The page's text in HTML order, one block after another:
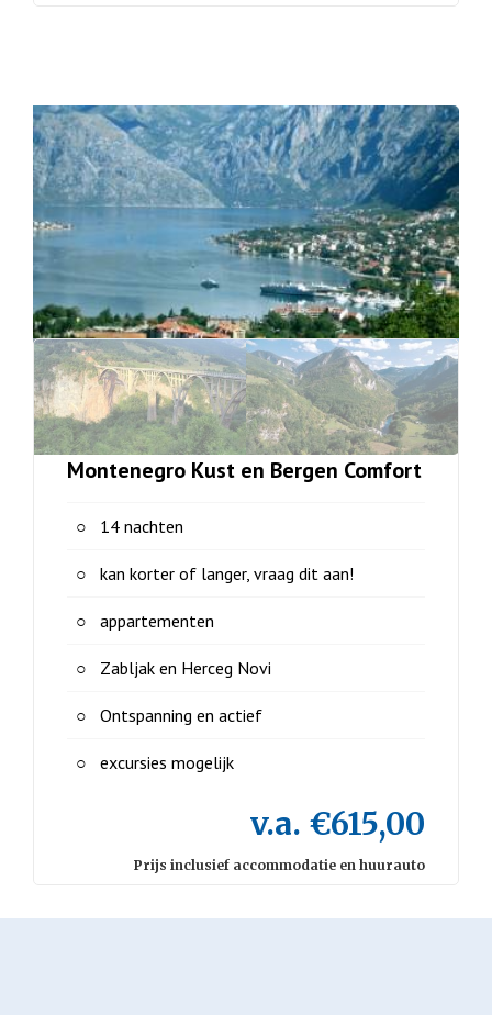
Montenegro Kust en Bergen Comfort
14 nachten
kan korter of langer, vraag dit aan!
appartementen
Zabljak en Herceg Novi
Ontspanning en actief
excursies mogelijk
v.a. €615,00
Prijs inclusief accommodatie en huurauto